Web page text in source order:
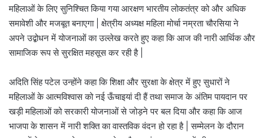
महिलाओं के लिए सुनिश्चित किया गया आरक्षण भारतीय लोकतंत्र को और अधिक
समावेशी और मजबूत बनाएगा | क्षेत्रीय अध्यक्ष महिला मोर्चा नम्रता चौरसिया ने
अपने उद्बोधन में योजनाओं का उल्लेख करते हुए कहा कि आज की नारी आर्थिक और
सामाजिक रूप से सुरक्षित महसूस कर रही है |
अदिति सिंह पटेल उन्होंने कहा कि शिक्षा और सुरक्षा के क्षेत्र में हुए सुधारों ने
महिलाओं के आत्मविश्वास को नई ऊँचाइयां दी हैं तथा समाज के अंतिम पायदान पर
खड़ी महिलाओं को सरकारी योजनाओं से जोड़ने पर बल दिया और कहा कि आज
भाजपा के शासन में नारी शक्ति का वास्तविक वंदन हो रहा है | सम्मेलन के दौरान